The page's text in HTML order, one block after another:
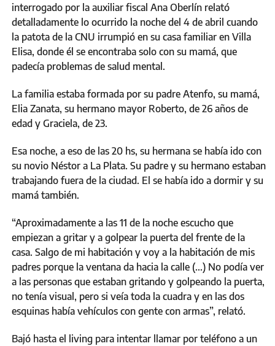
interrogado por la auxiliar fiscal Ana Oberlín relató
detalladamente lo ocurrido la noche del 4 de abril cuando
la patota de la CNU irrumpió en su casa familiar en Villa
Elisa, donde él se encontraba solo con su mamá, que
padecía problemas de salud mental.
La familia estaba formada por su padre Atenfo, su mamá,
Elia Zanata, su hermano mayor Roberto, de 26 años de
edad y Graciela, de 23.
Esa noche, a eso de las 20 hs, su hermana se había ido con
su novio Néstor a La Plata. Su padre y su hermano estaban
trabajando fuera de la ciudad. El se había ido a dormir y su
mamá también.
“Aproximadamente a las 11 de la noche escucho que
empiezan a gritar y a golpear la puerta del frente de la
casa. Salgo de mi habitación y voy a la habitación de mis
padres porque la ventana da hacia la calle (...) No podía ver
a las personas que estaban gritando y golpeando la puerta,
no tenía visual, pero si veía toda la cuadra y en las dos
esquinas había vehículos con gente con armas”, relató.
Bajó hasta el living para intentar llamar por teléfono a un